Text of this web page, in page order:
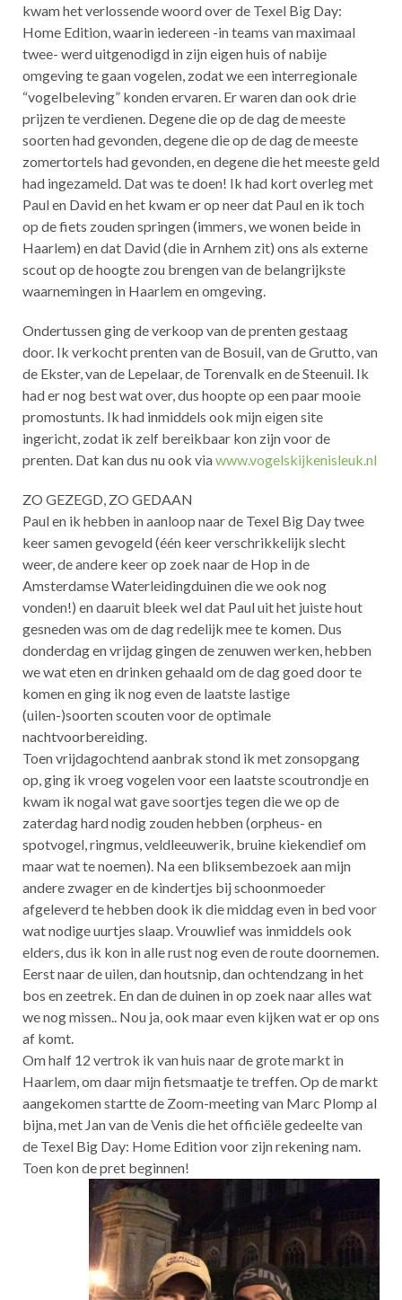
kwam het verlossende woord over de Texel Big Day:
Home Edition, waarin iedereen -in teams van maximaal
twee- werd uitgenodigd in zijn eigen huis of nabije
omgeving te gaan vogelen, zodat we een interregionale
“vogelbeleving” konden ervaren. Er waren dan ook drie
prijzen te verdienen. Degene die op de dag de meeste
soorten had gevonden, degene die op de dag de meeste
zomertortels had gevonden, en degene die het meeste geld
had ingezameld. Dat was te doen! Ik had kort overleg met
Paul en David en het kwam er op neer dat Paul en ik toch
op de fiets zouden springen (immers, we wonen beide in
Haarlem) en dat David (die in Arnhem zit) ons als externe
scout op de hoogte zou brengen van de belangrijkste
waarnemingen in Haarlem en omgeving.
Ondertussen ging de verkoop van de prenten gestaag
door. Ik verkocht prenten van de Bosuil, van de Grutto, van
de Ekster, van de Lepelaar, de Torenvalk en de Steenuil. Ik
had er nog best wat over, dus hoopte op een paar mooie
promostunts. Ik had inmiddels ook mijn eigen site
ingericht, zodat ik zelf bereikbaar kon zijn voor de
prenten. Dat kan dus nu ook viawww.vogelskijkenisleuk.nl
ZO GEZEGD, ZO GEDAAN
Paul en ik hebben in aanloop naar de Texel Big Day twee
keer samen gevogeld (één keer verschrikkelijk slecht
weer, de andere keer op zoek naar de Hop in de
Amsterdamse Waterleidingduinen die we ook nog
vonden!) en daaruit bleek wel dat Paul uit het juiste hout
gesneden was om de dag redelijk mee te komen. Dus
donderdag en vrijdag gingen de zenuwen werken, hebben
we wat eten en drinken gehaald om de dag goed door te
komen en ging ik nog even de laatste lastige
(uilen-)soorten scouten voor de optimale
nachtvoorbereiding.
Toen vrijdagochtend aanbrak stond ik met zonsopgang
op, ging ik vroeg vogelen voor een laatste scoutrondje en
kwam ik nogal wat gave soortjes tegen die we op de
zaterdag hard nodig zouden hebben (orpheus- en
spotvogel, ringmus, veldleeuwerik, bruine kiekendief om
maar wat te noemen). Na een bliksembezoek aan mijn
andere zwager en de kindertjes bij schoonmoeder
afgeleverd te hebben dook ik die middag even in bed voor
wat nodige uurtjes slaap. Vrouwlief was inmiddels ook
elders, dus ik kon in alle rust nog even de route doornemen.
Eerst naar de uilen, dan houtsnip, dan ochtendzang in het
bos en zeetrek. En dan de duinen in op zoek naar alles wat
we nog missen.. Nou ja, ook maar even kijken wat er op ons
af komt.
Om half 12 vertrok ik van huis naar de grote markt in
Haarlem, om daar mijn fietsmaatje te treffen. Op de markt
aangekomen startte de Zoom-meeting van Marc Plomp al
bijna, met Jan van de Venis die het officiële gedeelte van
de Texel Big Day: Home Edition voor zijn rekening nam.
Toen kon de pret beginnen!